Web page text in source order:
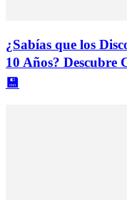
¿Sabías que los
10 Años?
💾